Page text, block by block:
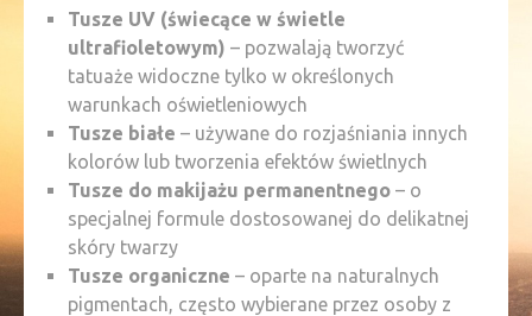
Tusze UV (świecące w świetle
ultrafioletowym) – pozwalają tworzyć
tatuaże widoczne tylko w określonych
warunkach oświetleniowych
Tusze białe – używane do rozjaśniania innych
kolorów lub tworzenia efektów świetlnych
Tusze do makijażu permanentnego – o
specjalnej formule dostosowanej do delikatnej
skóry twarzy
Tusze organiczne – oparte na naturalnych
pigmentach, często wybierane przez osoby z